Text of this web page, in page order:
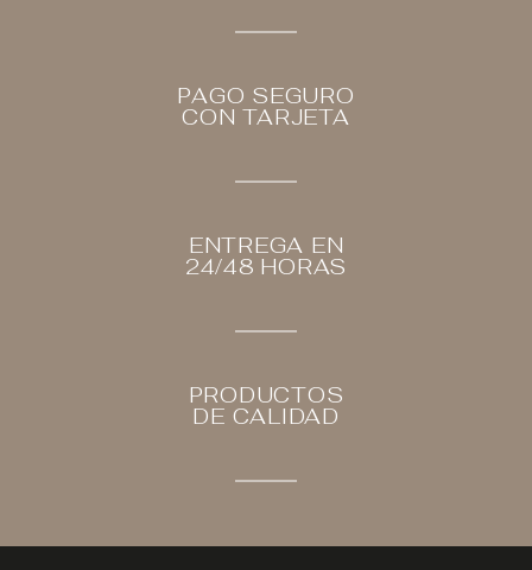
PAGO SEGURO
CON TARJETA
ENTREGA EN
24/48 HORAS
PRODUCTOS
DE CALIDAD